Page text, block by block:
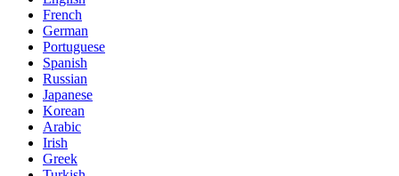
French
German
Portuguese
Spanish
Russian
Japanese
Korean
Arabic
Irish
Greek